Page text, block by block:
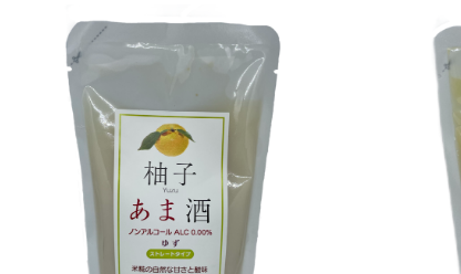
あまざけ 柚子
¥300
SOLD OUT